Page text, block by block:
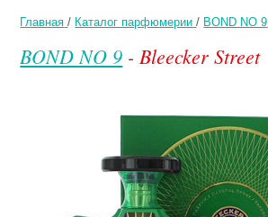
Главная / Каталог парфюмерии / BOND NO 9
BOND NO 9 - Bleecker Street